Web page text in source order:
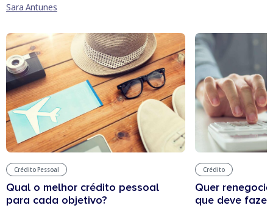
Sara Antunes
Crédito Pessoal
Qual o melhor crédito pessoal
para cada objetivo?
Crédito
Quer
que deve fazer